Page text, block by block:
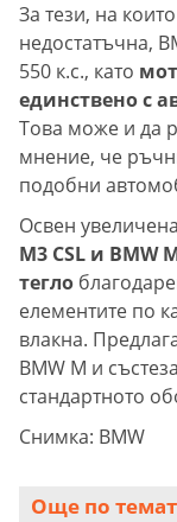
За тези, на
недостатъчна,
550 к.с., като
единствено с
Това може и да
мнение, че
подобни
Освен
M3 CSL и BMW
тегло
елементите по
влакна.
BMW M и
стандартното
Снимка: BMW
Още по